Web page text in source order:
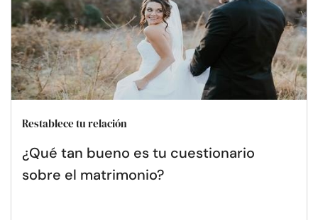
Restablece tu relación
¿Qué tan bueno es tu cuestionario
sobre el matrimonio?